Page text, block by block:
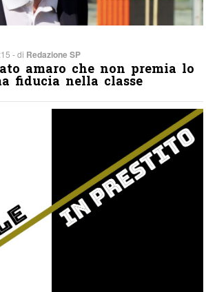
- di Redazione SP
amaro che non premia lo
fiducia nella classe